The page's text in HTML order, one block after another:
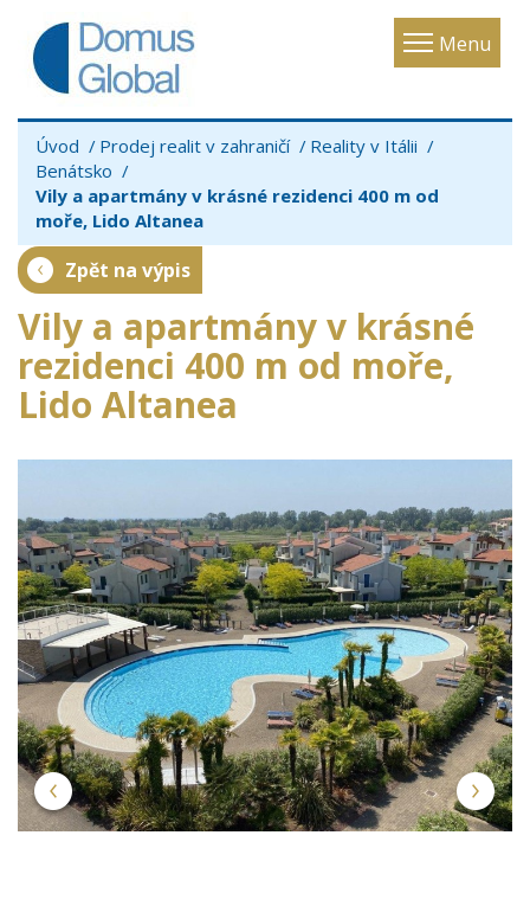
Menu
Toggle
Úvod Prodej realit v zahraničí
Reality v Itálii
Benátsko
Vily a apartmány v krásné rezidenci 400 m od
moře, Lido Altanea
Zpět na výpis
Vily a apartmány v krásné
rezidenci 400 m od moře,
Lido Altanea